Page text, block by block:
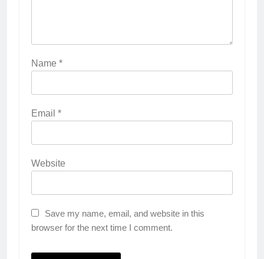
Name *
Email *
Website
Save my name, email, and website in this
browser for the next time I comment.